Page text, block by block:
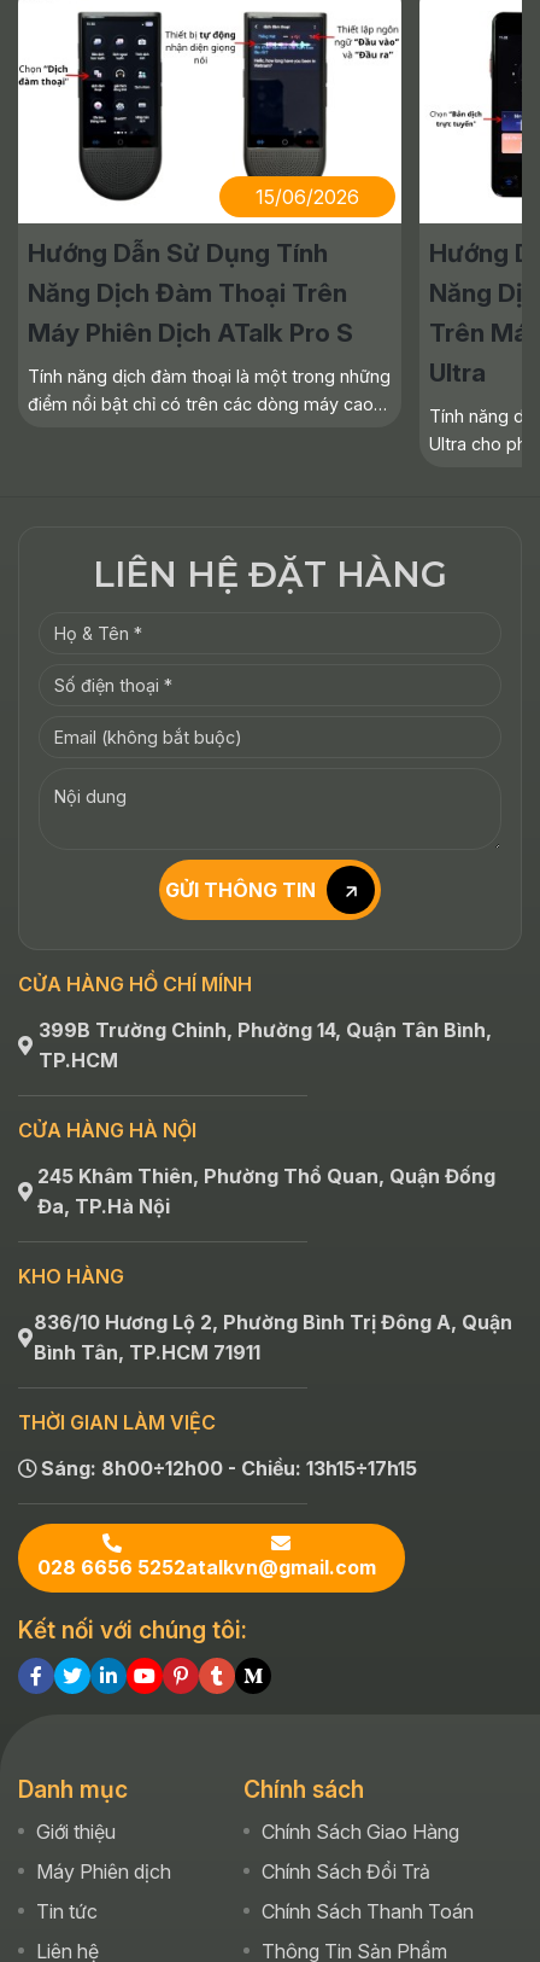
15/06/2026
Hướng Dẫn Sử Dụng Tính
Năng Dịch Đàm Thoại Trên
Máy Phiên Dịch ATalk Pro S
Tính năng dịch đàm thoại là một trong những
điểm nổi bật chỉ có trên các dòng máy cao
Hướng
Năng
Trên
Ultra
Tính năng
Ultra cho
LIÊN HỆ ĐẶT HÀNG
GỬI THÔNG TIN
CỬA HÀNG HỒ CHÍ MÍNH
399B Trường Chinh, Phường 14, Quận Tân Bình,
TP.HCM
CỬA HÀNG HÀ NỘI
245 Khâm Thiên, Phường Thổ Quan, Quận Đống
Đa, TP.Hà Nội
KHO HÀNG
836/10 Hương Lộ 2, Phường Bình Trị Đông A, Quận
Bình Tân, TP.HCM 71911
THỜI GIAN LÀM VIỆC
Sáng: 8h00÷12h00 - Chiều: 13h15÷17h15
028 6656 5252atalkvn@gmail.com
Kết nối với chúng tôi:
Danh mục
Giới thiệu
Máy Phiên dịch
Tin tức
Liên hệ
Chính sách
Chính Sách Giao Hàng
Chính Sách Đổi Trả
Chính Sách Thanh Toán
Thông Tin Sản Phẩm